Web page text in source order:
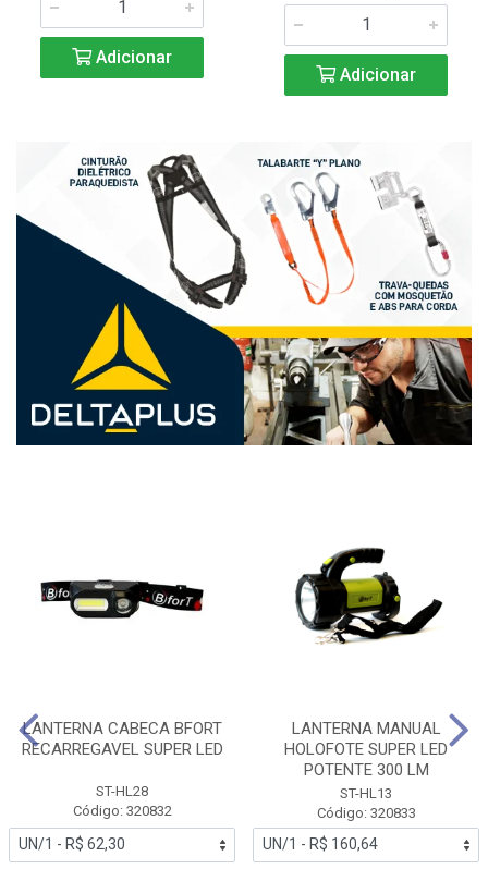
Adicionar
Adicionar
LANTERNA CABECA BFORT
RECARREGAVEL SUPER LED
ST-HL28
Código: 320832
LANTERNA MANUAL
HOLOFOTE SUPER LED
POTENTE 300 LM
ST-HL13
Código: 320833